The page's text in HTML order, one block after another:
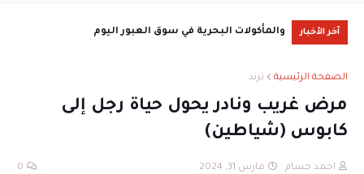
آخر الأخبار والمأكولات البحرية في سوق العبور اليوم
الصفحة الرئيسية ترند
مرض غريب ونادر يحول حياة رجل إلى
كابوس (شياطين)
احمد حسام مارس 31, 2024 0